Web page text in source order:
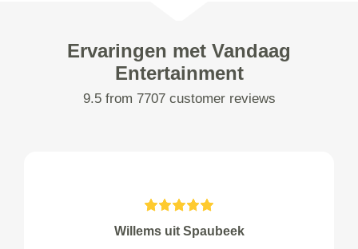
Ervaringen met Vandaag
Entertainment
9.5 from 7707 customer reviews
Willems uit Spaubeek